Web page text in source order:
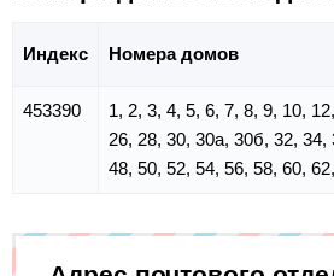
Индекс Номера домов
453390
1, 2, 3, 4, 5, 6, 7, 8, 9, 10,
26, 28, 30, 30а, 30б, 32, 34,
48, 50, 52, 54, 56, 58, 60,